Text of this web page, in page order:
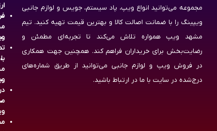
مجموعه می‌توانید انواع ویپ، پاد سیستم، جویس و لوازم جانبی
ویپینگ را با ضمانت اصالت کالا و بهترین قیمت تهیه کنید. تیم
مشهد ویپ همواره تلاش می‌کند تا تجربه‌ای مطمئن و
رضایت‌بخش برای خریداران فراهم کند. همچنین جهت همکاری
در فروش ویپ و لوازم جانبی می‌توانید از طریق شماره‌های
درج‌شده در سایت با ما در ارتباط باشید.
با